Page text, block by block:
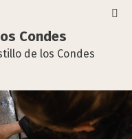
Con­des
de los Condes